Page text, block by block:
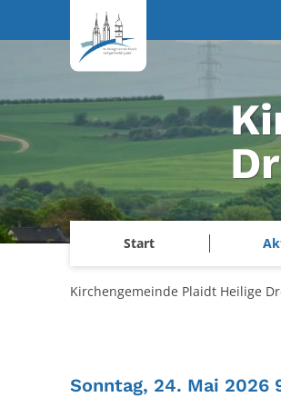
Zum Inhalt springen
Start
Kirchengemeinde Plaidt Heilige
Sonntag, 24. Mai 2026